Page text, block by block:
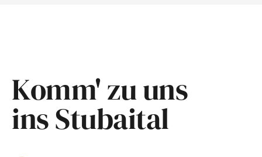
Komm' zu uns
ins Stubaital